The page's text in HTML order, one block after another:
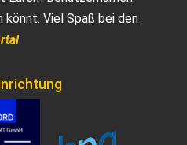
Viel Spaß bei den